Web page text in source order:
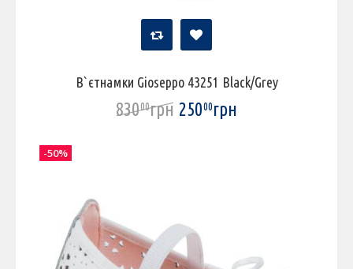
В`єтнамки Gioseppo 43251 Black/Grey
83000грн 25000грн
-50%